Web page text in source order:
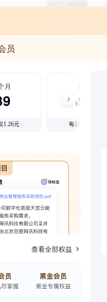
员
月
1.26元
3个月
¥99
每日仅1.08元
查看全部权益